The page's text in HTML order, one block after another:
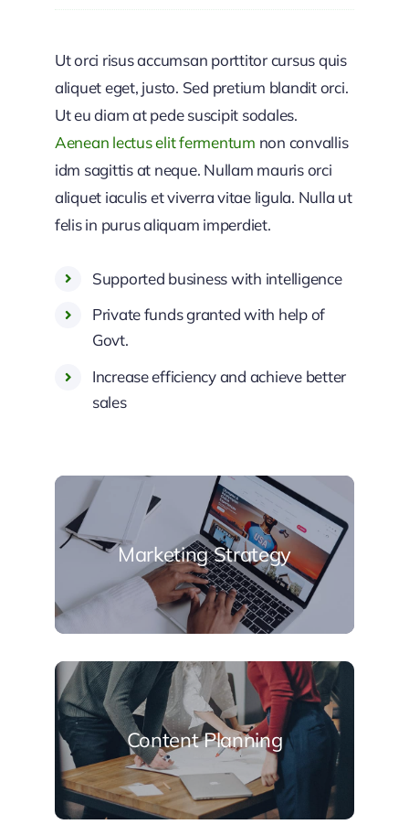
Ut orci risus accumsan porttitor cursus quis
aliquet eget, justo. Sed pretium blandit orci.
Ut eu diam at pede suscipit sodales.
Aenean lectus elit fermentum non convallis
idm sagittis at neque. Nullam mauris orci
aliquet iaculis et viverra vitae ligula. Nulla ut
felis in purus aliquam imperdiet.
Supported business with intelligence
Private funds granted with help of
Govt.
Increase efficiency and achieve better
sales
Marketing Strategy
Content Planning